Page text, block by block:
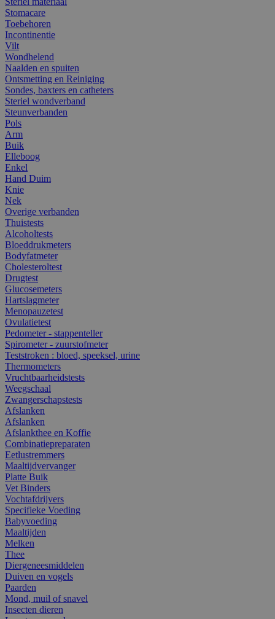
Stomacare
Toebehoren
Incontinentie
Vilt
Wondhelend
Naalden en spuiten
Ontsmetting en Reiniging
Sondes, baxters en catheters
Steriel wondverband
Steunverbanden
Pols
Arm
Buik
Elleboog
Enkel
Hand Duim
Knie
Nek
Overige verbanden
Thuistests
Alcoholtests
Bloeddrukmeters
Bodyfatmeter
Cholesteroltest
Drugtest
Glucosemeters
Hartslagmeter
Menopauzetest
Ovulatietest
Pedometer - stappenteller
Spirometer - zuurstofmeter
Teststroken : bloed, speeksel, urine
Thermometers
Vruchtbaarheidstests
Weegschaal
Zwangerschapstests
Afslanken
Afslanken
Afslankthee en Koffie
Combinatiepreparaten
Eetlustremmers
Maaltijdvervanger
Platte Buik
Vet Binders
Vochtafdrijvers
Specifieke Voeding
Babyvoeding
Maaltijden
Melken
Thee
Diergeneesmiddelen
Duiven en vogels
Paarden
Mond, muil of snavel
Insecten dieren